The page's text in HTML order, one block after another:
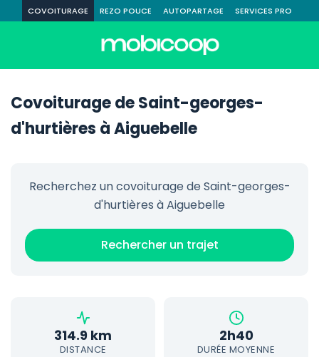
COVOITURAGE REZO POUCE AUTOPARTAGE SERVICES PRO
Covoiturage de Saint-georges-
d'hurtières à Aiguebelle
Recherchez un covoiturage de Saint-georges-
d'hurtières à Aiguebelle
Rechercher un trajet
314.9 km
DISTANCE
2h40
DURÉE MOYENNE